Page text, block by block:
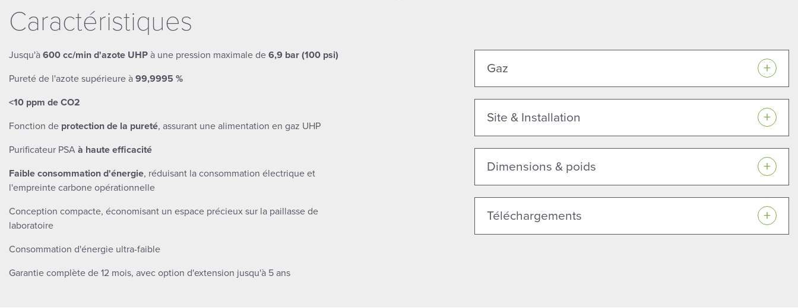
Caractéristiques
Jusqu'à 600 cc/min d'azote UHP à une pression maximale de 6,9 bar (100 psi)
Pureté de l'azote supérieure à 99,9995 %
<10 ppm de CO2
Fonction de protection de la pureté, assurant une alimentation en gaz UHP
Purificateur PSA à haute efficacité
Faible consommation d'énergie, réduisant la consommation électrique et
l'empreinte carbone opérationnelle
Conception compacte, économisant un espace précieux sur la paillasse de
laboratoire
Consommation d'énergie ultra-faible
Garantie complète de 12 mois, avec option d'extension jusqu'à 5 ans
Gaz
Site & Installation
Dimensions & poids
Téléchargements